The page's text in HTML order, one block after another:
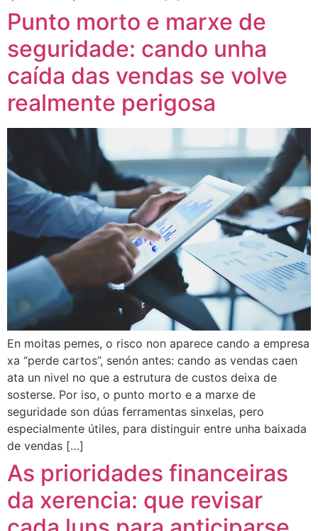
Punto morto e marxe de
seguridade: cando unha
caída das vendas se volve
realmente perigosa
En moitas pemes, o risco non aparece cando a empresa
xa “perde cartos”, senón antes: cando as vendas caen
ata un nivel no que a estrutura de custos deixa de
sosterse. Por iso, o punto morto e a marxe de
seguridade son dúas ferramentas sinxelas, pero
especialmente útiles, para distinguir entre unha baixada
de vendas […]
As prioridades financeiras
da xerencia: que revisar